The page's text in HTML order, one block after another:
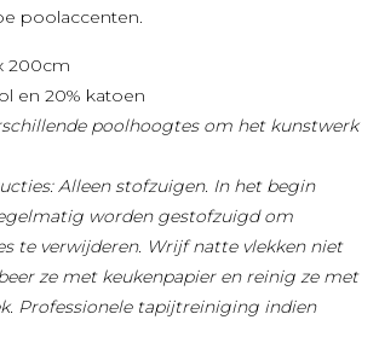
poolaccenten.
200cm
en 20% katoen
poolhoogtes om het kunstwerk
Alleen stofzuigen. In het begin
worden gestofzuigd om
te verwijderen. Wrijf natte vlekken niet
ze met keukenpapier en reinig ze met
Professionele tapijtreiniging indien